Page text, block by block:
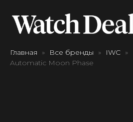
Главная Все бренды IWC
Automatic Moon Phase